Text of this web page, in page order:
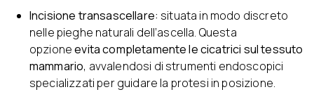
Incisione transascellare: situata in modo discreto
nelle pieghe naturali dell’ascella. Questa
opzioneevita completamente le cicatrici sul tessuto
mammario, avvalendosi di strumenti endoscopici
specializzati per guidare la protesi in posizione.